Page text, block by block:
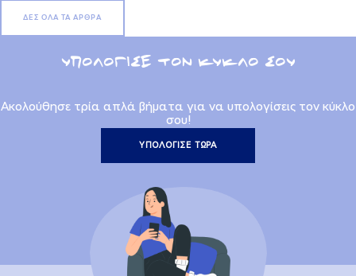
ΔΕΣ ΟΛΑ ΤΑ ΑΡΘΡΑ
ΥΠΟΛΟΓΙΣΕ ΤΟΝ ΚΥΚΛΟ ΣΟΥ
Ακολούθησε τρία απλά βήματα για να υπολογίσεις τον κύκλο
σου!
ΥΠΟΛΟΓΙΣΕ ΤΩΡΑ